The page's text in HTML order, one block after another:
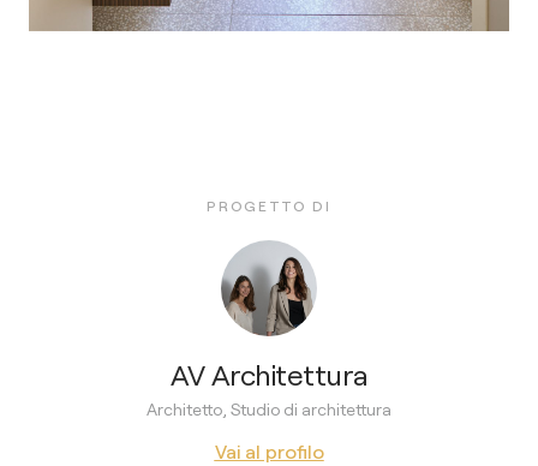
PROGETTO DI
AV Architettura
Architetto, Studio di architettura
Vai al profilo